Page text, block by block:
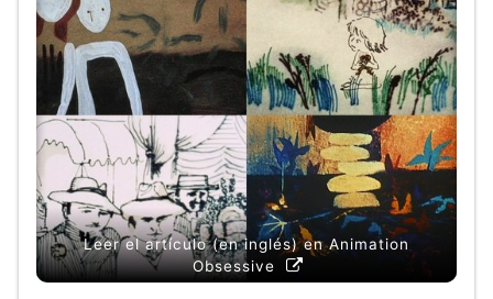
Leer el artículo (en inglés) en Animation
Obsessive